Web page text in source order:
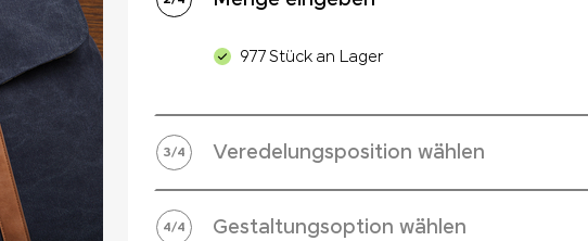
977 Stück an Lager
3/4 Veredelungsposition wählen
4/4 Gestaltungsoption wählen